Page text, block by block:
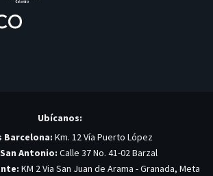
Ubícanos:
Barcelona: Km. 12 Vía Puerto López
Antonio: Calle 37 No. 41-02 Barzal
KM 2 Via San Juan de Arama - Granada, Meta